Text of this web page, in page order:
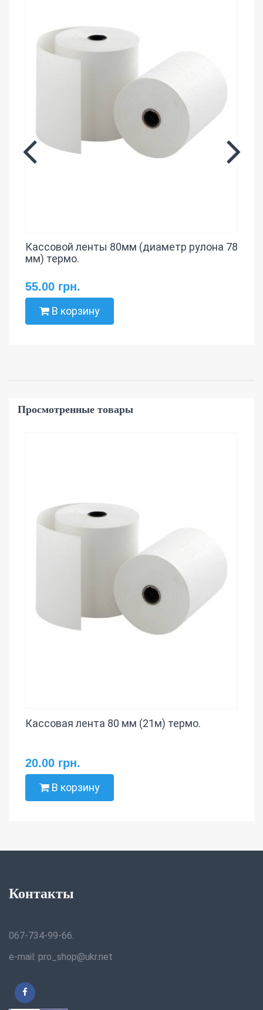
Кассовой ленты 80мм (диаметр рулона 78
мм) термо.
55.00 грн.
В корзину
Просмотренные товары
Кассовая лента 80 мм (21м) термо.
20.00 грн.
В корзину
Контакты
067-734-99-66.
e-mail: pro_shop@ukr.net